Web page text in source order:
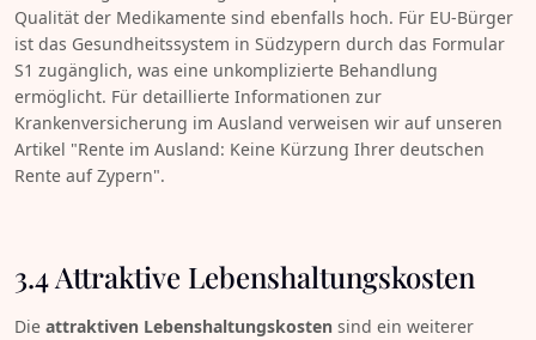
Qualität der Medikamente sind ebenfalls hoch. Für EU-Bürger
ist das Gesundheitssystem in Südzypern durch das Formular
S1 zugänglich, was eine unkomplizierte Behandlung
ermöglicht. Für detaillierte Informationen zur
Krankenversicherung im Ausland verweisen wir auf unseren
Artikel "Rente im Ausland: Keine Kürzung Ihrer deutschen
Rente auf Zypern".
3.4 Attraktive Lebenshaltungskosten
Die attraktiven Lebenshaltungskosten sind ein weiterer